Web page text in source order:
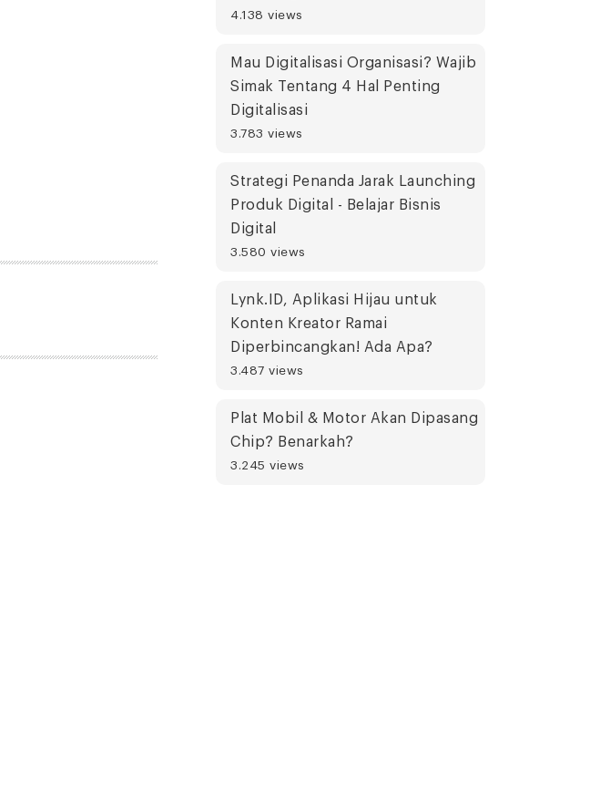
4.138 views
Mau Digitalisasi Organisasi? Wajib
Simak Tentang 4 Hal Penting
Digitalisasi
3.783 views
Strategi Penanda Jarak Launching
Produk Digital - Belajar Bisnis
Digital
3.580 views
Lynk.ID, Aplikasi Hijau untuk
Konten Kreator Ramai
Diperbincangkan! Ada Apa?
3.487 views
Plat Mobil & Motor Akan Dipasang
Chip? Benarkah?
3.245 views